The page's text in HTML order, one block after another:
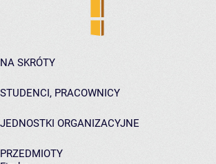
NA SKRÓTY
STUDENCI, PRACOWNICY
JEDNOSTKI ORGANIZACYJNE
PRZEDMIOTY